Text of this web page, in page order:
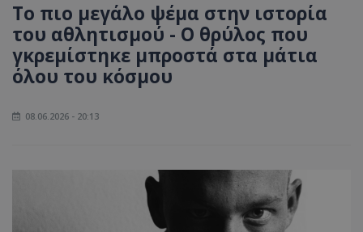
Το πιο μεγάλο ψέμα στην ιστορία
του αθλητισμού - Ο θρύλος που
γκρεμίστηκε μπροστά στα μάτια
όλου του κόσμου
08.06.2026 - 20:13